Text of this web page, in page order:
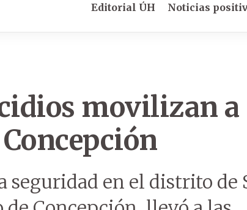
Editorial ÚH Noticias
movilizan a
seguridad en el distrito de